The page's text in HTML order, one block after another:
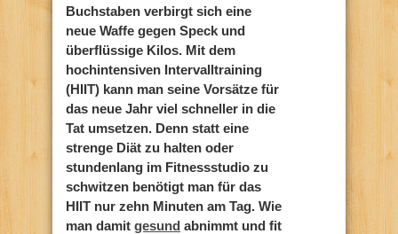
Buchstaben verbirgt sich eine
neue Waffe gegen Speck und
überflüssige Kilos. Mit dem
hochintensiven Intervalltraining
(HIIT) kann man seine Vorsätze für
das neue Jahr viel schneller in die
Tat umsetzen. Denn statt eine
strenge Diät zu halten oder
stundenlang im Fitnessstudio zu
schwitzen benötigt man für das
HIIT nur zehn Minuten am Tag. Wie
man damit gesund abnimmt und fit